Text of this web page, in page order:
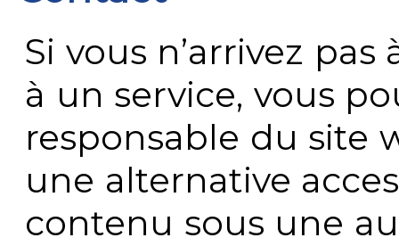
Si vous n’arrivez
à un service, vous
responsable du site
une alternative
contenu sous une